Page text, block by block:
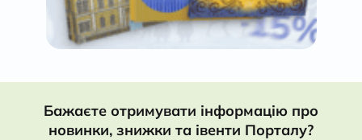
Бажаєте отримувати інформацію про
новинки, знижки та івенти Порталу?